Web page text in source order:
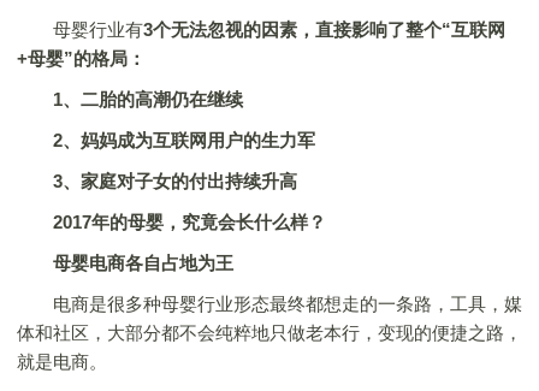
母婴行业有3个无法忽视的因素，直接影响了整个“互联网
+母婴”的格局：
1、二胎的高潮仍在继续
2、妈妈成为互联网用户的生力军
3、家庭对子女的付出持续升高
2017年的母婴，究竟会长什么样？
母婴电商各自占地为王
电商是很多种母婴行业形态最终都想走的一条路，工具，媒
体和社区，大部分都不会纯粹地只做老本行，变现的便捷之路，
就是电商。